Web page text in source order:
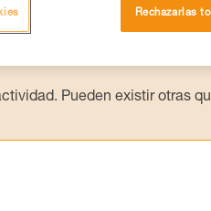
específico.
técnicas, solo y con total
Pueden existir otras
Rechazarlas